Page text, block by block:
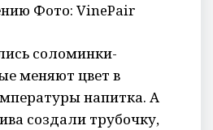
Фото: VinePair
соломинки-
меняют цвет в
напитка. А
создали трубочку,